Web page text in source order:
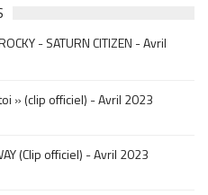
- SATURN CITIZEN - Avril
» (clip officiel) - Avril 2023
(Clip officiel) - Avril 2023